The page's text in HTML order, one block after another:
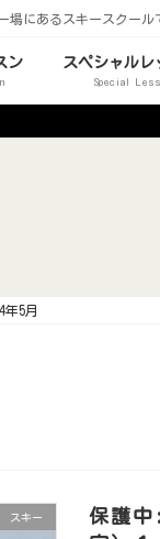
場にあるスキースクー
ン スペシャルレ
Special
年5月
スキー
保護